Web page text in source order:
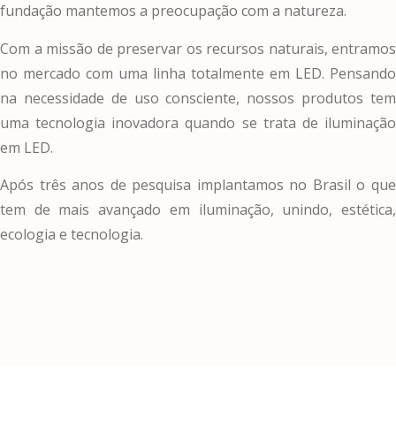
fundação mantemos a preocupação com a natureza.
Com a missão de preservar os recursos naturais, entramos
no mercado com uma linha totalmente em LED. Pensando
na necessidade de uso consciente, nossos produtos tem
uma tecnologia inovadora quando se trata de iluminação
em LED.
Após três anos de pesquisa implantamos no Brasil o que
tem de mais avançado em iluminação, unindo, estética,
ecologia e tecnologia.